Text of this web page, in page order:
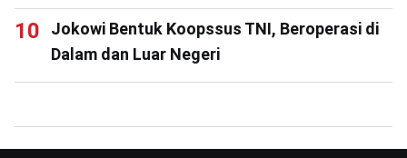
Jokowi Bentuk Koopssus TNI, Beroperasi di
Dalam dan Luar Negeri